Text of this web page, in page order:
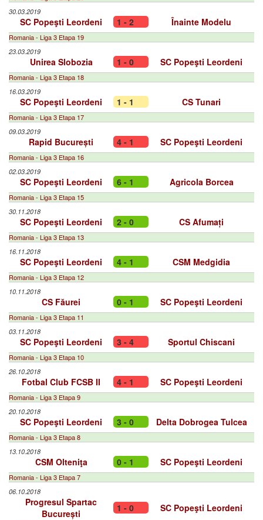
30.03.2019
SC Popeşti Leordeni 1 - 2 Înainte Modelu
Romania - Liga 3 Etapa 19
23.03.2019
Unirea Slobozia 1 - 0 SC Popeşti Leordeni
Romania - Liga 3 Etapa 18
16.03.2019
SC Popeşti Leordeni 1 - 1 CS Tunari
Romania - Liga 3 Etapa 17
09.03.2019
Rapid București 4 - 1 SC Popeşti Leordeni
Romania - Liga 3 Etapa 16
02.03.2019
SC Popeşti Leordeni 6 - 1 Agricola Borcea
Romania - Liga 3 Etapa 15
30.11.2018
SC Popeşti Leordeni 2 - 0 CS Afumați
Romania - Liga 3 Etapa 13
16.11.2018
SC Popeşti Leordeni 4 - 1 CSM Medgidia
Romania - Liga 3 Etapa 12
10.11.2018
CS Făurei 0 - 1 SC Popeşti Leordeni
Romania - Liga 3 Etapa 11
03.11.2018
SC Popeşti Leordeni 3 - 4 Sportul Chiscani
Romania - Liga 3 Etapa 10
26.10.2018
Fotbal Club FCSB II 4 - 1 SC Popeşti Leordeni
Romania - Liga 3 Etapa 9
20.10.2018
SC Popeşti Leordeni 3 - 0 Delta Dobrogea Tulcea
Romania - Liga 3 Etapa 8
13.10.2018
CSM Olteniţa 0 - 1 SC Popeşti Leordeni
Romania - Liga 3 Etapa 7
06.10.2018
Progresul Spartac
București
1 - 0 SC Popeşti Leordeni